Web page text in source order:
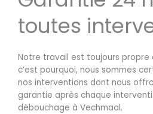
toutes
Notre travail est toujours propre
c’est pourquoi, nous sommes
nos interventions dont nous
garantie après chaque
débouchage à Vechmaal.